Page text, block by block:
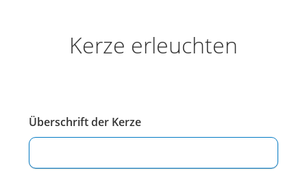
Kerze erleuchten
Überschrift der Kerze